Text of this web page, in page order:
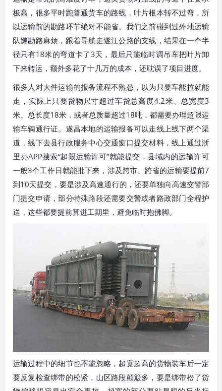
极高，很多平时跑普通货车的路线，叶片根本转不过弯，所
以运输前的勘路环节绝对不能省。我们之前碰到过外地运输
队嫌勘路麻烦，跟着导航走遂江公路的支线，结果在一个半
径只有18米的弯道卡了3天，最后只能临时调吊车把叶片卸
下来转运，额外多花了十几万的成本，还耽误了项目进度。
很多人对大件运输的报备流程不熟悉，以为只要车能拉就能
走，实际上只要货物尺寸超过车货总高度4.2米、总宽度3
米、总长度18米，或者总质量超过18吨，都需要办理超限运
输车辆通行证。遂昌本地的运输报备可以走线上线下两个渠
道，线下去县行政服务中心交通窗口提交材料，线上通过浙
里办APP搜索“超限运输许可”就能提交，县域内的运输许可
一般3个工作日就能批下来，涉及跨市、跨省的运输要提前7
到10天提交，要是涉及高速通行的，还要单独向高速交警部
门提交申请，部分特殊路段还需要交警或者路政部门全程护
送，这些都要提前算进工期里，避免临时抱佛脚。
运输过程中的细节也不能忽略，超宽超高的货物装车后一定
要反复检查绑带的松紧，山区路段颠簸多，要是绑带松了货